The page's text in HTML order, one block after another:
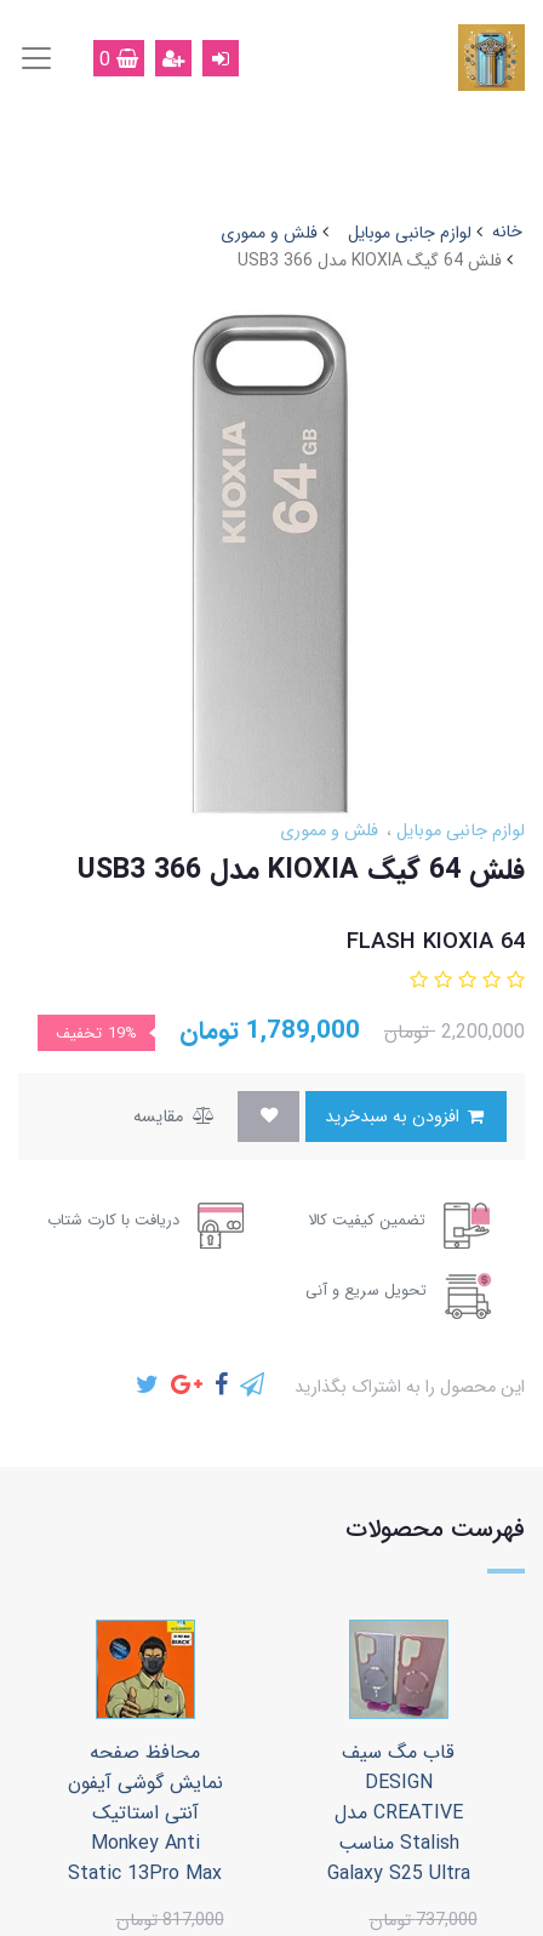
0
خانه لوازم جانبی موبایل
فلش و مموری
فلش 64 گيگ KIOXIA مدل USB3 366
لوازم جانبی موبایل فلش و مموری
فلش 64 گيگ KIOXIA مدل USB3 366
FLASH KIOXIA 64
2,200,000 تومان 1,789,000 تومان 19% تخفیف
مقایسه
تضمین کیفیت کالا دریافت با کارت شتاب
تحویل سریع و آنی
این محصول را به اشتراک بگذارید
فهرست محصولات
قاب مگ سیف
DESIGN
CREATIVE مدل
Stalish مناسب
Galaxy S25 Ultra
737,000 تومان
محافظ صفحه
نمایش گوشی آیفون
آنتی استاتیک
Monkey Anti
Static 13Pro Max
817,000 تومان